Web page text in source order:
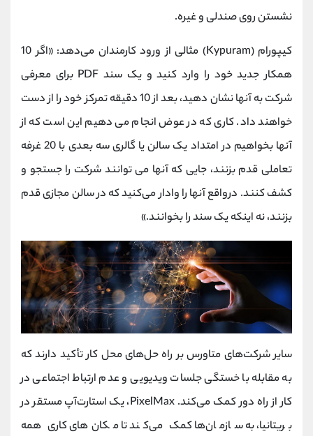
نشستن روی صندلی و غیره.
کیپورام (Kypuram) مثالی از ورود کارمندان می‌دهد: «اگر 10
همکار جدید خود را وارد کنید و یک سند PDF برای معرفی
شرکت به آنها نشان دهید، بعد از 10 دقیقه تمرکز خود را از دست
خواهند داد. کاری که در عوض انجام می دهیم این است که از
آنها بخواهیم در امتداد یک سالن یا گالری سه بعدی با 20 غرفه
تعاملی قدم بزنند، جایی که آنها می توانند شرکت را جستجو و
کشف کنند. درواقع آنها را وادار می‌کنید که در سالن مجازی قدم
بزنند، نه اینکه یک سند را بخوانند.»
سایر شرکت‌های متاورس بر راه‌ حل‌های محل کار تأکید دارند که
به مقابله با خستگی جلسات ویدیویی و عدم ارتباط اجتماعی در
کار از راه دور کمک می‌کند. PixelMax، یک استارت‌آپ مستقر در
بریتانیا، به سازمان‌ها کمک می‌کند تا مکان‌های کاری همه